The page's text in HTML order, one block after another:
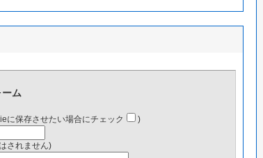
ム
に保存させたい場合にチェック )
されません)